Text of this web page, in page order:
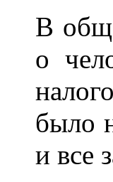
В
о
было
и все